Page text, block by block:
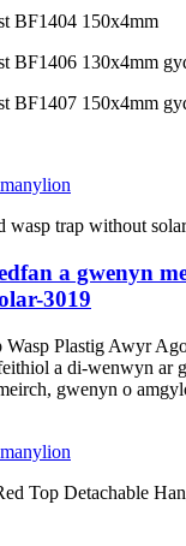
BF1404 150x4mm
BF1406 130x4mm
BF1407 150x4mm
manylion
a gwenyn
3019
Wasp Plastig Awyr
a di-wenwyn ar
gwenyn o
manylion